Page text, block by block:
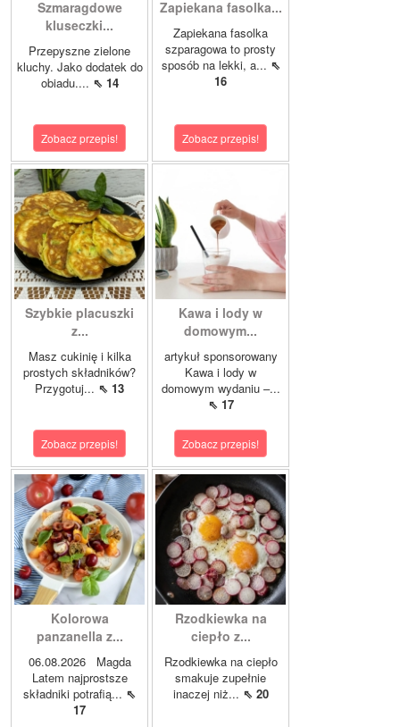
Szmaragdowe
kluseczki...
Przepyszne zielone
kluchy. Jako dodatek do
obiadu.... ⇖ 14
Zobacz przepis!
Zapiekana fasolka...
Zapiekana fasolka
szparagowa to prosty
sposób na lekki, a... ⇖
16
Zobacz przepis!
Szybkie placuszki
z...
Masz cukinię i kilka
prostych składników?
Przygotuj... ⇖ 13
Zobacz przepis!
Kawa i lody w
domowym...
artykuł sponsorowany
Kawa i lody w
domowym wydaniu –...
⇖ 17
Zobacz przepis!
Kolorowa
panzanella z...
06.08.2026 Magda
Latem najprostsze
składniki potrafią... ⇖
17
Rzodkiewka na
ciepło z...
Rzodkiewka na ciepło
smakuje zupełnie
inaczej niż... ⇖ 20